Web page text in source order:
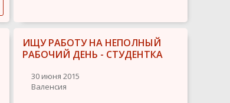
языками. Опыт работы с первыми
ИЩУ РАБОТУ НА НЕПОЛНЫЙ
РАБОЧИЙ ДЕНЬ - СТУДЕНТКА
30 июня 2015
Валенсия